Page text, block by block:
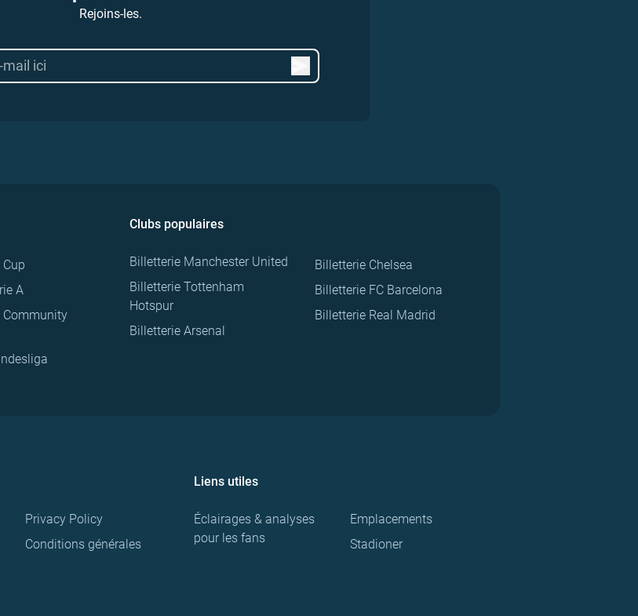
Rejoins-les.
Cup
A
Community
Clubs populaires
Billetterie Manchester United
Billetterie Tottenham
Hotspur
Billetterie Arsenal
Billetterie Chelsea
Billetterie FC Barcelona
Billetterie Real Madrid
Privacy Policy
Conditions générales
Liens utiles
Éclairages & analyses
pour les fans
Emplacements
Stadioner